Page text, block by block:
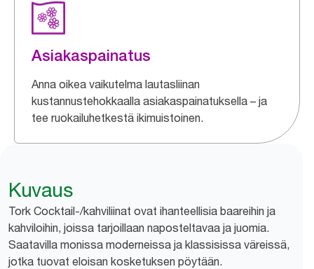
Asiakaspainatus
Anna oikea vaikutelma lautasliinan
kustannustehokkaalla asiakaspainatuksella – ja
tee ruokailuhetkestä ikimuistoinen.
Kuvaus
Tork Cocktail-/kahviliinat ovat ihanteellisia baareihin ja
kahviloihin, joissa tarjoillaan naposteltavaa ja juomia.
Saatavilla monissa ​moderneissa ​​ja klassisissa väreissä,
jotka tuovat eloisan kosketuksen pöytään.